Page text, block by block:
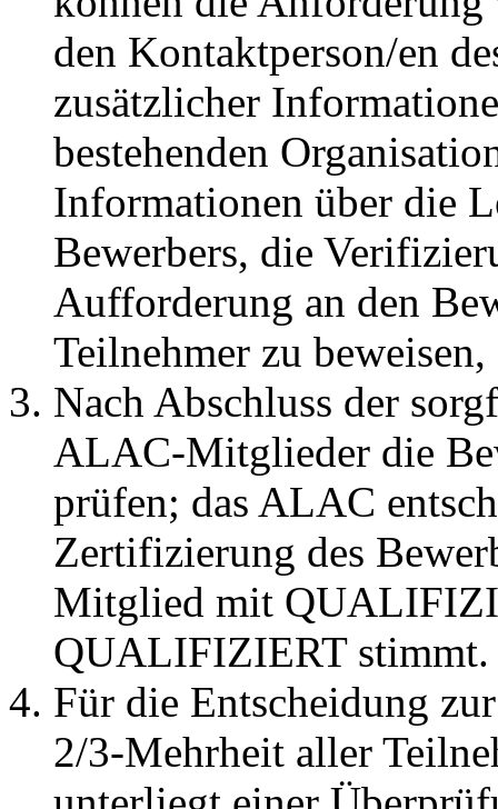
den Kontaktperson/en
zusätzlicher
bestehenden
Informationen über die
Bewerbers, die
Aufforderung an den
Teilnehmer zu beweisen,
Nach Abschluss der
ALAC-Mitglieder die
prüfen; das ALAC
Zertifizierung des
Mitglied mit
QUALIFIZIERT stimmt.
Für die Entscheidung
2/3-Mehrheit aller